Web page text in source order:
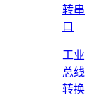
转串
口
工业
总线
转换